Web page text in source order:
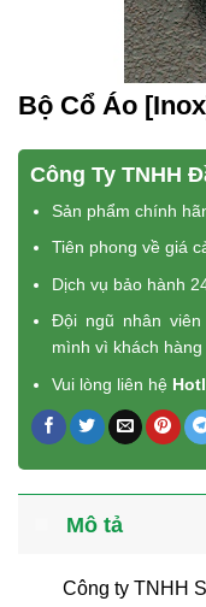
Bộ Cổ Áo
Công Ty TNHH
Sản phẩm chính
Tiên phong về giá
Dịch vụ bảo hành
Đội ngũ nhân
mình vì khách hàng
Vui lòng liên hệ
Mô tả
Công ty TNHH